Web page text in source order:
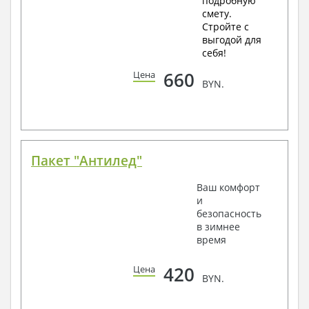
смету.
Стройте с
выгодой для
себя!
Цена 660 BYN.
Пакет "Антилед"
Ваш комфорт
и
безопасность
в зимнее
время
Цена 420 BYN.